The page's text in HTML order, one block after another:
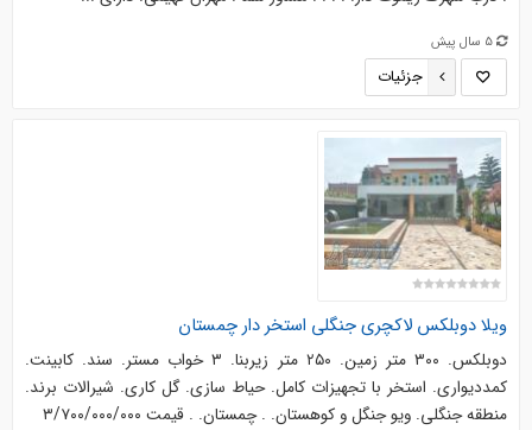
5 سال پیش
جزئیات
ویلا دوبلکس لاکچری جنگلی استخر دار چمستان
دوبلکس. ۳۰۰ متر زمین. ۲۵۰ متر زیربنا. ۳ خواب مستر. سند. کابینت.
کمددیواری. استخر با تجهیزات کامل. حیاط سازی. گل کاری. شیرالات برند.
منطقه جنگلی. ویو جنگل و کوهستان. . چمستان. . قیمت ۳/۷۰۰/۰۰۰/۰۰۰